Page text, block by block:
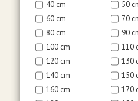
40 cm
50
60 cm
70
80 cm
90
100 cm
110
120 cm
130
140 cm
150
160 cm
170